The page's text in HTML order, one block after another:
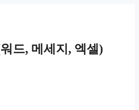
드, 메세지, 엑셀)